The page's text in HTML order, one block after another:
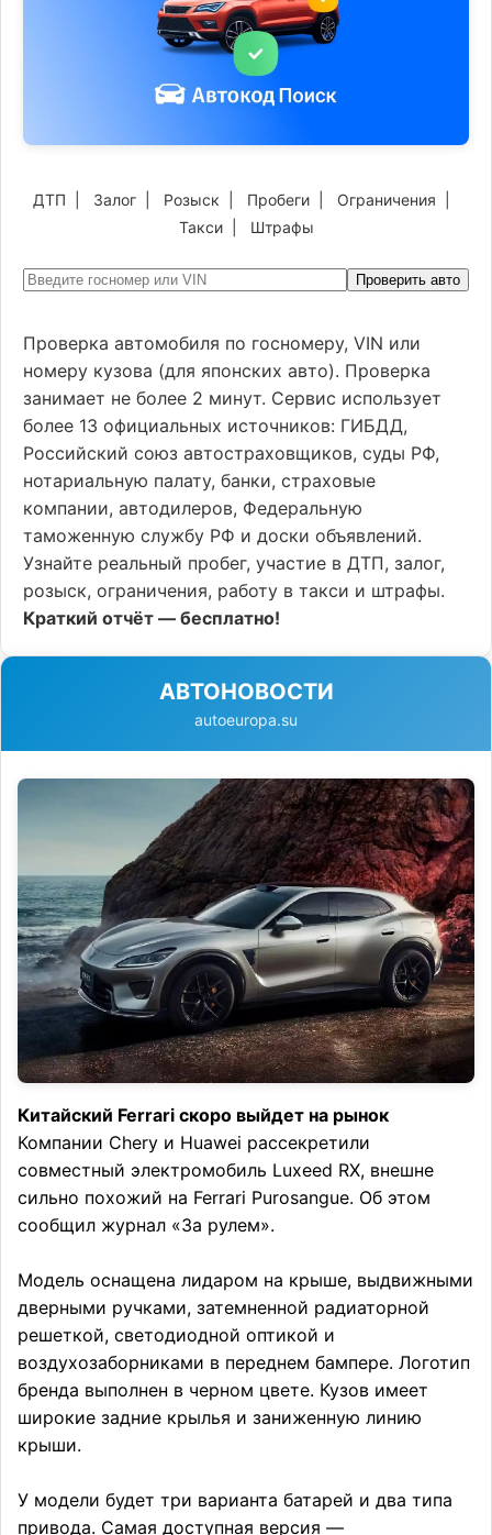
ДТП Залог Розыск Пробеги Ограничения
Такси| Штрафы
Проверить авто
Проверка автомобиля по госномеру, VIN или
номеру кузова (для японских авто). Проверка
занимает не более 2 минут. Сервис использует
более 13 официальных источников: ГИБДД,
Российский союз автостраховщиков, суды РФ,
нотариальную палату, банки, страховые
компании, автодилеров, Федеральную
таможенную службу РФ и доски объявлений.
Узнайте реальный пробег, участие в ДТП, залог,
розыск, ограничения, работу в такси и штрафы.
Краткий отчёт — бесплатно!
АВТОНОВОСТИ
autoeuropa.su
Китайский Ferrari скоро выйдет на рынок
Компании Chery и Huawei рассекретили
совместный электромобиль Luxeed RX, внешне
сильно похожий на Ferrari Purosangue. Об этом
сообщил журнал «За рулем».
Модель оснащена лидаром на крыше, выдвижными
дверными ручками, затемненной радиаторной
решеткой, светодиодной оптикой и
воздухозаборниками в переднем бампере. Логотип
бренда выполнен в черном цвете. Кузов имеет
широкие задние крылья и заниженную линию
крыши.
У модели будет три варианта батарей и два типа
привода. Самая доступная версия —